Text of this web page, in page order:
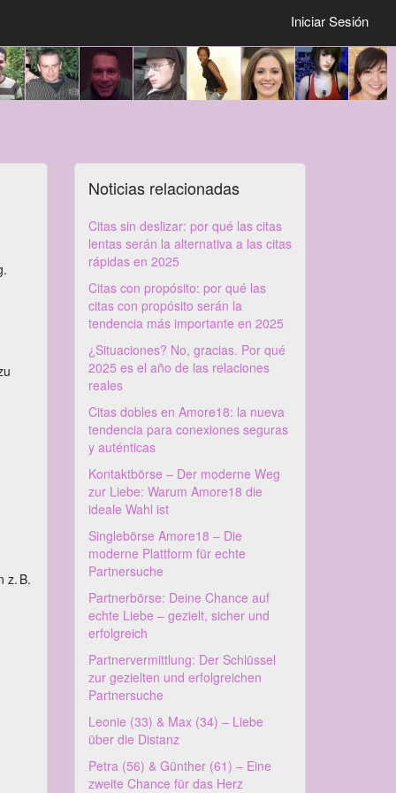
Iniciar Sesión
z. B.
Noticias relacionadas
Citas sin deslizar: por qué las citas
lentas serán la alternativa a las citas
rápidas en 2025
Citas con propósito: por qué las
citas con propósito serán la
tendencia más importante en 2025
¿Situaciones? No, gracias. Por qué
2025 es el año de las relaciones
reales
Citas dobles en Amore18: la nueva
tendencia para conexiones seguras
y auténticas
Kontaktbörse – Der moderne Weg
zur Liebe: Warum Amore18 die
ideale Wahl ist
Singlebörse Amore18 – Die
moderne Plattform für echte
Partnersuche
Partnerbörse: Deine Chance auf
echte Liebe – gezielt, sicher und
erfolgreich
Partnervermittlung: Der Schlüssel
zur gezielten und erfolgreichen
Partnersuche
Leonie (33) & Max (34) – Liebe
über die Distanz
Petra (56) & Günther (61) – Eine
zweite Chance für das Herz